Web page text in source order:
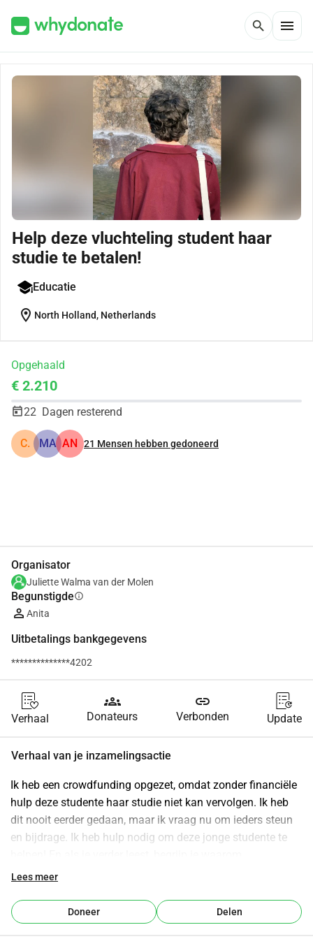
search menu
Help deze vluchteling student haar
studie te betalen!
Educatie
location_on North Holland, Netherlands
Opgehaald
€ 2.210
22 Dagen resterend
C. MA AN 21 Mensen hebben gedoneerd
Organisator
Juliette Walma van der Molen
Begunstigdeinfo
Anita
Uitbetalings bankgegevens
**************4202
Verhaal
groups
Donateurs
link
Verbonden Update
Verhaal van je inzamelingsactie
Ik heb een crowdfunding opgezet, omdat zonder financiële
hulp deze studente haar studie niet kan vervolgen. Ik heb
dit nooit eerder gedaan, maar ik vraag nu om ieders steun
en bijdrage. Ik heb hulp nodig om deze jonge studente te
indruk bent. Ik raakte twee jaar geleden met Anita aan de
praat nadat zij een spoken-word optreden had gegeven op
Lees meer
Doneer Delen